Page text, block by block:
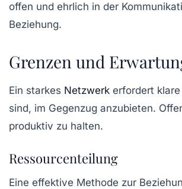
offen und ehrlich in der
Beziehung.
Grenzen und
Ein starkes Netzwerk erfordert
sind, im Gegenzug anzubieten.
produktiv zu halten.
Ressourcenteilung
Eine effektive Methode zur